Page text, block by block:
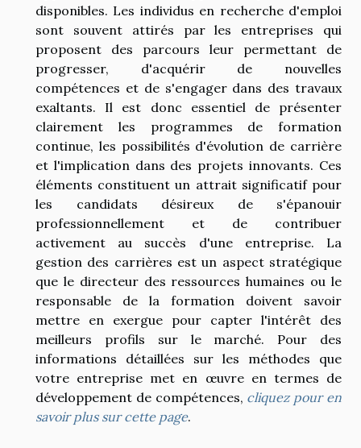
disponibles. Les individus en recherche d'emploi
sont souvent attirés par les entreprises qui
proposent des parcours leur permettant de
progresser, d'acquérir de nouvelles
compétences et de s'engager dans des travaux
exaltants. Il est donc essentiel de présenter
clairement les programmes de formation
continue, les possibilités d'évolution de carrière
et l'implication dans des projets innovants. Ces
éléments constituent un attrait significatif pour
les candidats désireux de s'épanouir
professionnellement et de contribuer
activement au succès d'une entreprise. La
gestion des carrières est un aspect stratégique
que le directeur des ressources humaines ou le
responsable de la formation doivent savoir
mettre en exergue pour capter l'intérêt des
meilleurs profils sur le marché. Pour des
informations détaillées sur les méthodes que
votre entreprise met en œuvre en termes de
développement de compétences, cliquez pour en
savoir plus sur cette page.